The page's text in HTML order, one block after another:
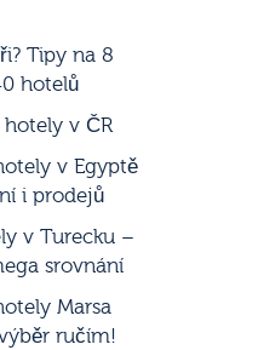
Tipy na 8
hotelů
v ČR
v Egyptě
i prodejů
v Turecku –
srovnání
Marsa
ručím!